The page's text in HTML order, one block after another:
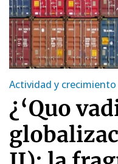
Actividad y crecimiento
¿‘Quo